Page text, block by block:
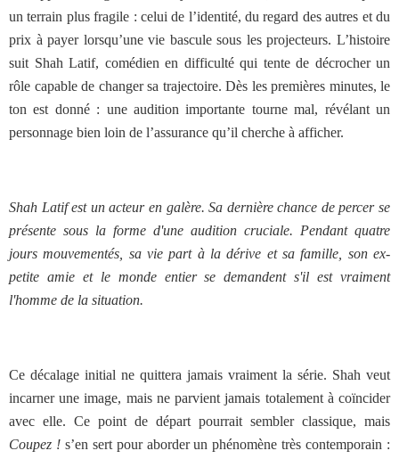
un terrain plus fragile : celui de l’identité, du regard des autres et du
prix à payer lorsqu’une vie bascule sous les projecteurs. L’histoire
suit Shah Latif, comédien en difficulté qui tente de décrocher un
rôle capable de changer sa trajectoire. Dès les premières minutes, le
ton est donné : une audition importante tourne mal, révélant un
personnage bien loin de l’assurance qu’il cherche à afficher.
Shah Latif est un acteur en galère. Sa dernière chance de percer se
présente sous la forme d'une audition cruciale. Pendant quatre
jours mouvementés, sa vie part à la dérive et sa famille, son ex-
petite amie et le monde entier se demandent s'il est vraiment
l'homme de la situation.
Ce décalage initial ne quittera jamais vraiment la série. Shah veut
incarner une image, mais ne parvient jamais totalement à coïncider
avec elle. Ce point de départ pourrait sembler classique, mais
Coupez !s’en sert pour aborder un phénomène très contemporain :